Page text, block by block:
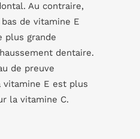
Au contraire,
de vitamine E
plus grande
dentaire.
de preuve
E est plus
la vitamine C.